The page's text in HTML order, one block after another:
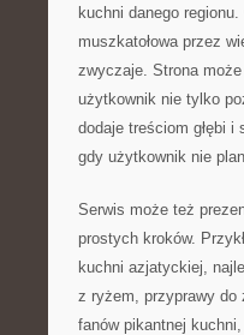
kuchni danego
muszkatołowa przez
zwyczaje. Strona
użytkownik nie tylko
dodaje treściom głębi
gdy użytkownik nie
Serwis może też
prostych kroków.
kuchni azjatyckiej,
z ryżem, przyprawy do
fanów pikantnej